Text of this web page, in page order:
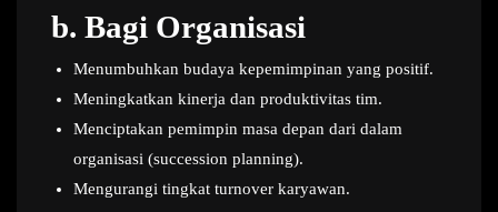
b. Bagi Organisasi
Menumbuhkan budaya kepemimpinan yang positif.
Meningkatkan kinerja dan produktivitas tim.
Menciptakan pemimpin masa depan dari dalam
organisasi (succession planning).
Mengurangi tingkat turnover karyawan.